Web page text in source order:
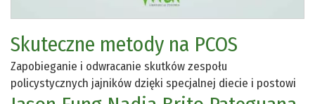
Skuteczne metody na PCOS
Zapobieganie i odwracanie skutków zespołu
policystycznych jajników dzięki specjalnej diecie i postowi